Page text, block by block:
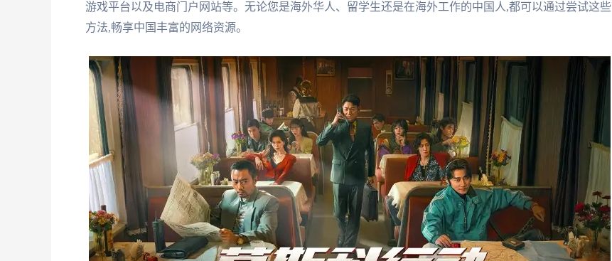
游戏平台以及电商门户网站等。无论您是海外华人、留学生还是在海外工作的中国人,都可以通过尝试这些
方法,畅享中国丰富的网络资源。